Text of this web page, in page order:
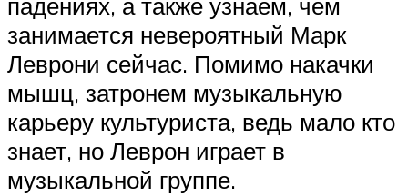
занимается невероятный Марк
Леврони сейчас. Помимо накачки
мышц, затронем музыкальную
карьеру культуриста, ведь мало кто
знает, но Леврон играет в
музыкальной группе.